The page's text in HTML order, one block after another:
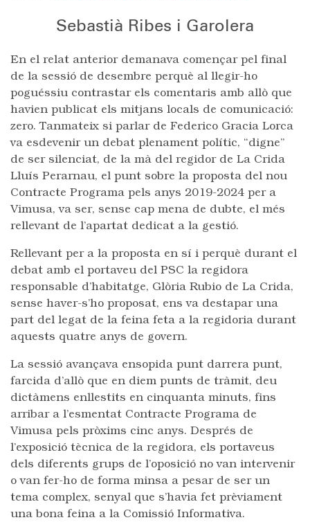
Sebastià Ribes i Garolera
En el relat anterior demanava començar pel final
de la sessió de desembre perquè al llegir-ho
poguéssiu contrastar els comentaris amb allò que
havien publicat els mitjans locals de comunicació:
zero. Tanmateix si parlar de Federico Gracia Lorca
va esdevenir un debat plenament polític, “digne”
de ser silenciat, de la mà del regidor de La Crida
Lluís Perarnau, el punt sobre la proposta del nou
Contracte Programa pels anys 2019-2024 per a
Vimusa, va ser, sense cap mena de dubte, el més
rellevant de l’apartat dedicat a la gestió.
Rellevant per a la proposta en sí i perquè durant el
debat amb el portaveu del PSC la regidora
responsable d’habitatge, Glòria Rubio de La Crida,
sense haver-s’ho proposat, ens va destapar una
part del legat de la feina feta a la regidoria durant
aquests quatre anys de govern.
La sessió avançava ensopida punt darrera punt,
farcida d’allò que en diem punts de tràmit, deu
dictàmens enllestits en cinquanta minuts, fins
arribar a l’esmentat Contracte Programa de
Vimusa pels pròxims cinc anys. Després de
l’exposició tècnica de la regidora, els portaveus
dels diferents grups de l’oposició no van intervenir
o van fer-ho de forma minsa a pesar de ser un
tema complex, senyal que s’havia fet prèviament
una bona feina a la Comissió Informativa.